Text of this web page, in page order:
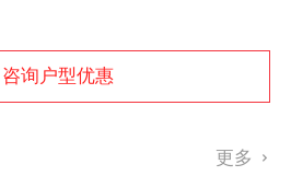
咨询户型优惠
更多 